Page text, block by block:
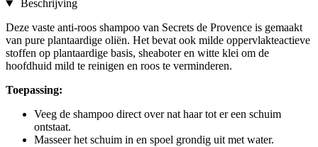
Beschrijving
Deze vaste anti-roos shampoo van Secrets de Provence is gemaakt
van pure plantaardige oliën. Het bevat ook milde oppervlakteactieve
stoffen op plantaardige basis, sheaboter en witte klei om de
hoofdhuid mild te reinigen en roos te verminderen.
Toepassing:
Veeg de shampoo direct over nat haar tot er een schuim
ontstaat.
Masseer het schuim in en spoel grondig uit met water.